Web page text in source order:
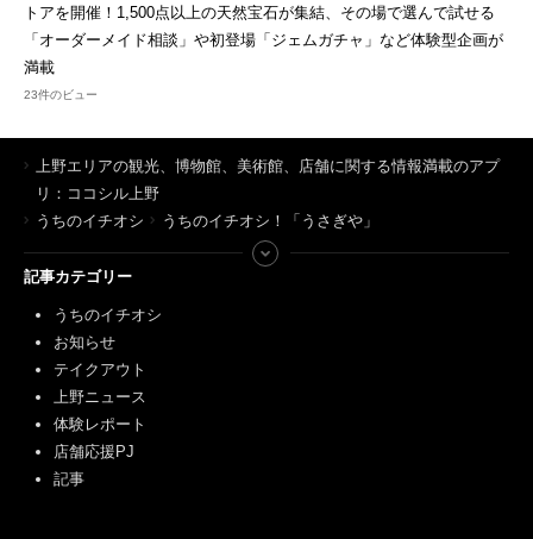
トアを開催！1,500点以上の天然宝石が集結、その場で選んで試せる
「オーダーメイド相談」や初登場「ジェムガチャ」など体験型企画が
満載
23件のビュー
上野エリアの観光、博物館、美術館、店舗に関する情報満載のアプ
リ：ココシル上野
うちのイチオシ
うちのイチオシ！「うさぎや」
記事カテゴリー
うちのイチオシ
お知らせ
テイクアウト
上野ニュース
体験レポート
店舗応援PJ
記事